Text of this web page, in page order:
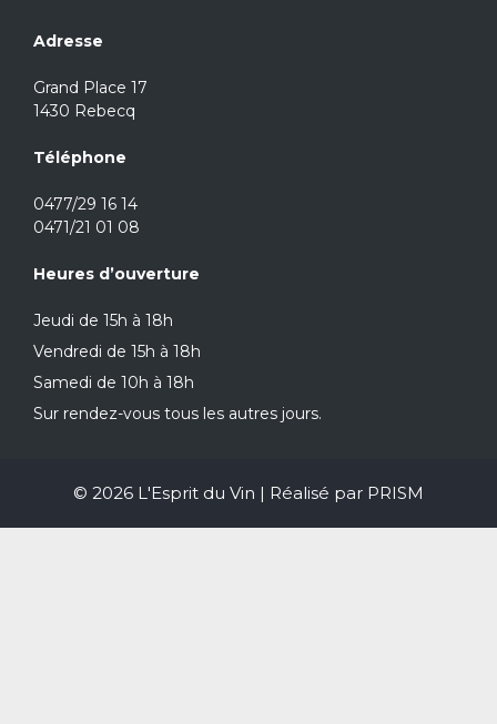
Adresse
Grand Place 17
1430 Rebecq
Téléphone
0477/29 16 14
0471/21 01 08
Heures d’ouverture
Jeudi de 15h à 18h
Vendredi de 15h à 18h
Samedi de 10h à 18h
Sur rendez-vous tous les autres jours.
© 2026 L'Esprit du Vin | Réalisé par PRISM